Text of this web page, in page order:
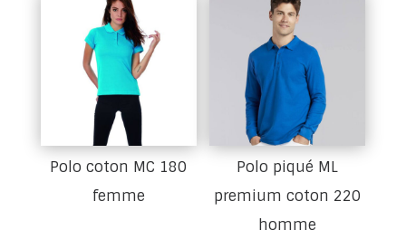
Polo coton MC 180
femme
Polo piqué ML
premium coton 220
homme